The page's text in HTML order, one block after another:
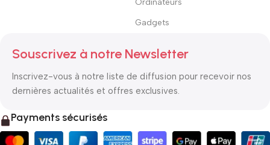
Ordinateurs
Gadgets
Souscrivez à notre Newsletter
Inscrivez-vous à notre liste de diffusion pour recevoir nos
dernières actualités et offres exclusives.
Payments sécurisés